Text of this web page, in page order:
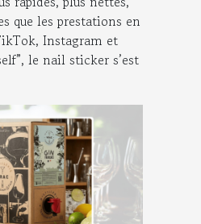
que les prestations en
Instagram et
le nail sticker s’est